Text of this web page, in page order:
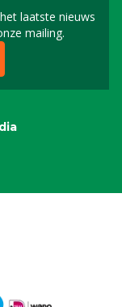
laatste nieuws
mailing.
in voor onze